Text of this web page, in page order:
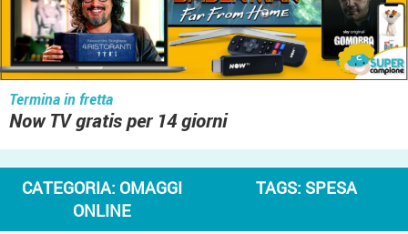
Termina in fretta
Now TV gratis per 14 giorni
CATEGORIA: OMAGGI
ONLINE
TAGS: SPESA